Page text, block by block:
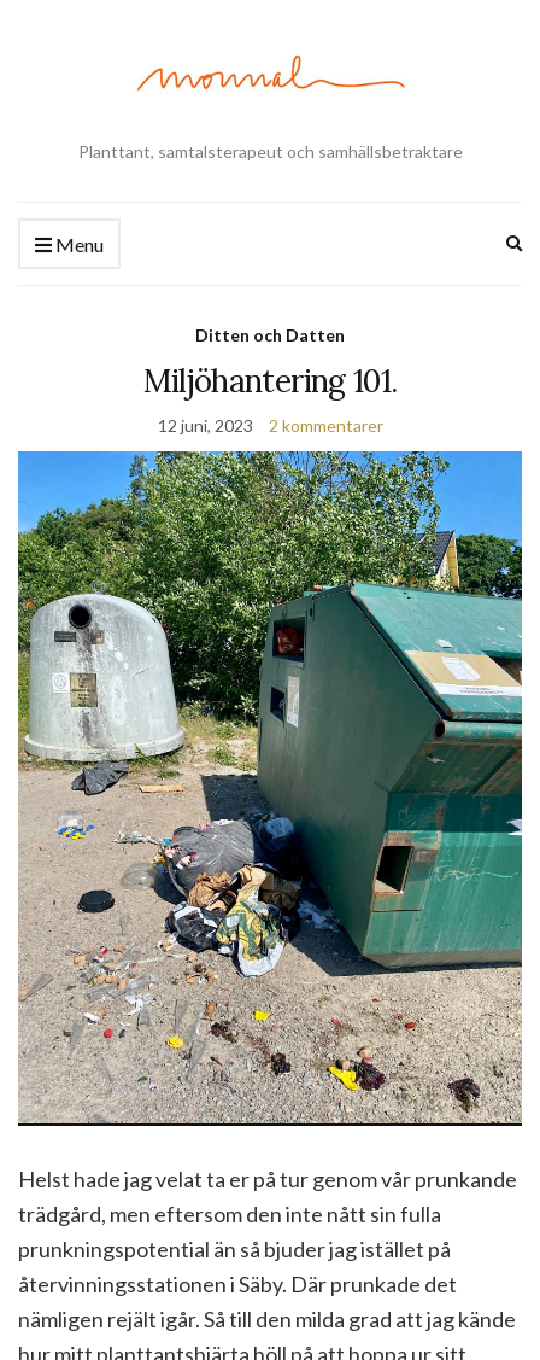
Planttant, samtalsterapeut och samhällsbetraktare
Menu
Ditten och Datten
Miljöhantering 101.
12 juni, 2023 2 kommentarer
Helst hade jag velat ta er på tur genom vår prunkande
trädgård, men eftersom den inte nått sin fulla
prunkningspotential än så bjuder jag istället på
återvinningsstationen i Säby. Där prunkade det
nämligen rejält igår. Så till den milda grad att jag kände
hur mitt planttantshjärta höll på att hoppa ur sitt